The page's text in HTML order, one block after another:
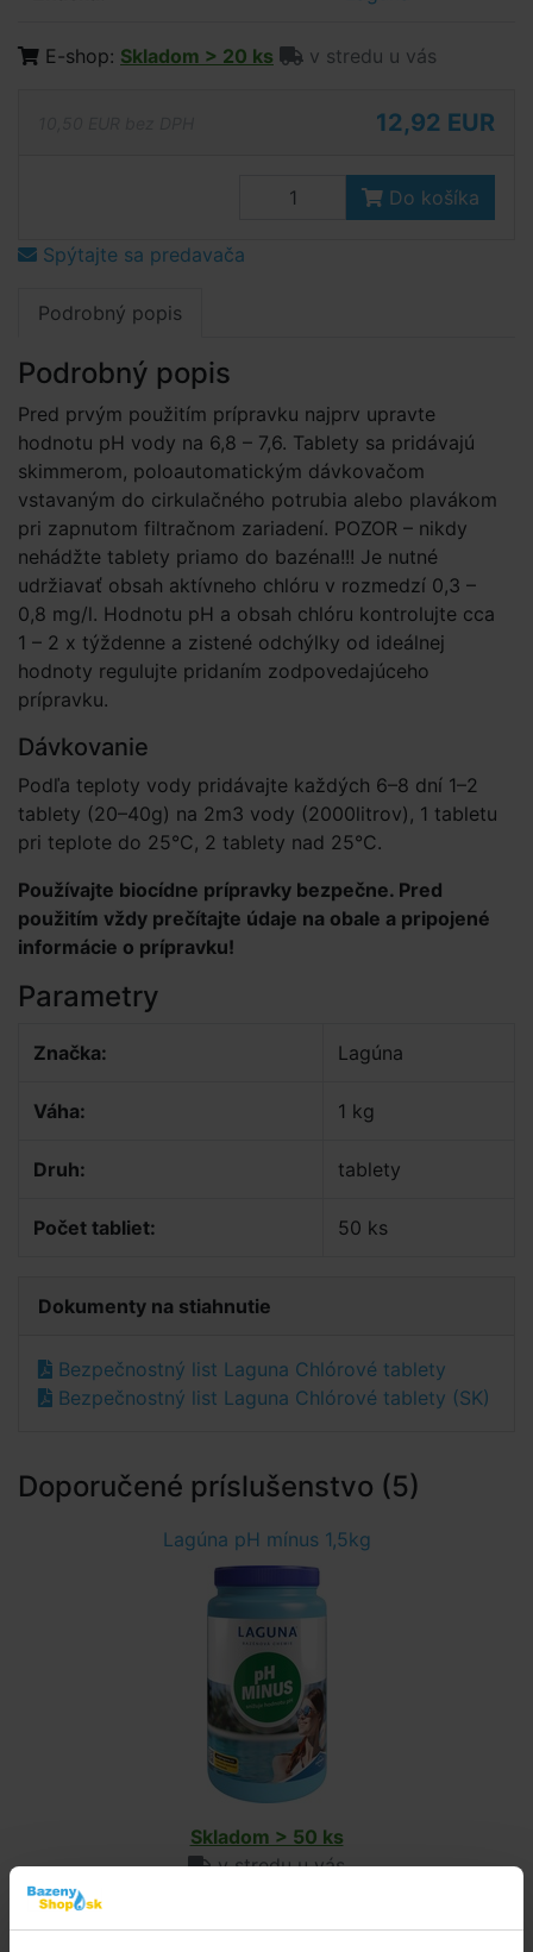
E-shop: Skladom > 20 ks v stredu u vás
12,92 EUR
Do košíka
Spýtajte sa predavača
Podrobný popis
Podrobný popis
Pred prvým použitím prípravku najprv upravte
hodnotu pH vody na 6,8 – 7,6. Tablety sa pridávajú
skimmerom, poloautomatickým dávkovačom
vstavaným do cirkulačného potrubia alebo plavákom
pri zapnutom filtračnom zariadení. POZOR – nikdy
nehádžte tablety priamo do bazéna!!! Je nutné
udržiavať obsah aktívneho chlóru v rozmedzí 0,3 –
0,8 mg/l. Hodnotu pH a obsah chlóru kontrolujte cca
1 – 2 x týždenne a zistené odchýlky od ideálnej
hodnoty regulujte pridaním zodpovedajúceho
prípravku.
Dávkovanie
Podľa teploty vody pridávajte každých 6–8 dní 1–2
tablety (20–40g) na 2m3 vody (2000litrov), 1 tabletu
pri teplote do 25°C, 2 tablety nad 25°C.
Používajte biocídne prípravky bezpečne. Pred
použitím vždy prečítajte údaje na obale a pripojené
informácie o prípravku!
Parametry
Značka: Lagúna
Váha: 1 kg
Druh: tablety
Počet tabliet: 50 ks
Dokumenty na stiahnutie
Bezpečnostný list Laguna Chlórové tablety
Bezpečnostný list Laguna Chlórové tablety (SK)
Doporučené príslušenstvo (5)
Lagúna pH mínus 1,5kg
Skladom > 50 ks
v stredu u vás